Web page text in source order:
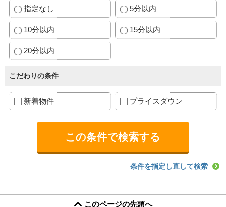
指定なし 5分以内
10分以内 15分以内
20分以内
こだわりの条件
新着物件 プライスダウン
条件を指定し直して検索
このページの先頭へ